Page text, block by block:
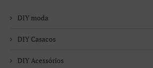
DIY moda
DIY Casacos
DIY Acessórios